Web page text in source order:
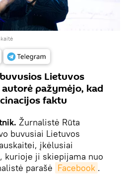
Lietuvos
pažymėjo, kad
faktu
Žurnalistė Rūta
buvusiai Lietuvos
įkėlusiai
kurioje ji skiepijama nuo
parašė Facebook .